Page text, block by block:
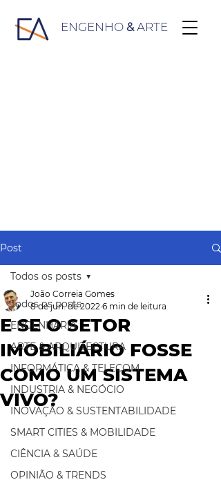
ENGENHO &ARTE
Post
Todos os posts
ENGENHARIA
ARTE & ARQUITECTURA
INFORMÁTICA & TELECOM
INDUSTRIA & NEGÓCIO
INOVAÇÃO & SUSTENTABILIDADE
SMART CITIES & MOBILIDADE
CIÊNCIA & SAÚDE
OPINIÃO & TRENDS
Todos os posts
E SE O SETOR
IMOBILIÁRIO FOSSE
COMO UM SISTEMA
VIVO?
João Correia Gomes
8 de jun. de 2022 6 min de leitura